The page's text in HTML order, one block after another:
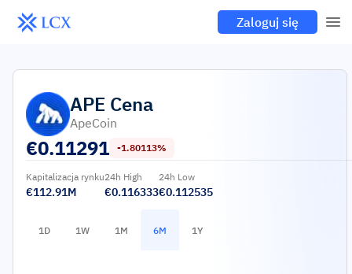
Zaloguj się
APE Cena
ApeCoin
€0.11291 -1.80113%
Kapitalizacja rynku
€112.91M
24h High
€0.116333
24h Low
€0.112535
1D 1W 1M 6M 1Y